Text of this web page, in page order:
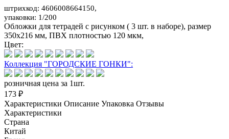
штрихкод: 4606008664150,
упаковки: 1/200
Обложки для тетрадей с рисунком ( 3 шт. в наборе), размер
350х216 мм, ПВХ плотностью 120 мкм,
Цвет:
Коллекция "ГОРОДСКИЕ ГОНКИ":
розничная цена за 1шт.
173 ₽
Характеристики Описание Упаковка Отзывы
Характеристики
Страна
Китай